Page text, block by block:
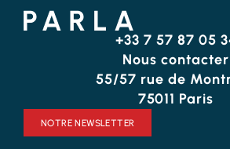
+33 7 57 87 05
Nous contacter
55/57 rue de
75011 Paris
NOTRE NEWSLETTER